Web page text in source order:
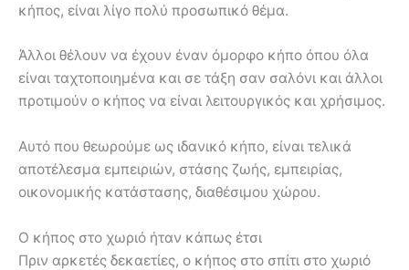
κήπος, είναι λίγο πολύ προσωπικό θέμα.
Άλλοι θέλουν να έχουν έναν όμορφο κήπο όπου όλα
είναι ταχτοποιημένα και σε τάξη σαν σαλόνι και άλλοι
προτιμούν ο κήπος να είναι λειτουργικός και χρήσιμος.
Αυτό που θεωρούμε ως ιδανικό κήπο, είναι τελικά
αποτέλεσμα εμπειριών, στάσης ζωής, εμπειρίας,
οικονομικής κατάστασης, διαθέσιμου χώρου.
Ο κήπος στο χωριό ήταν κάπως έτσι
Πριν αρκετές δεκαετίες, ο κήπος στο σπίτι στο χωριό